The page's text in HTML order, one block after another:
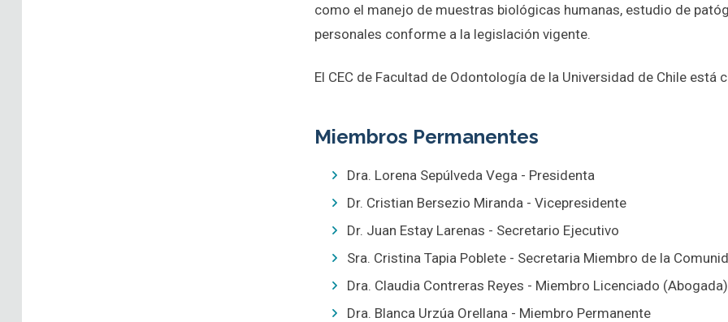
como el manejo de muestras biológicas humanas, estudio de
personales conforme a la legislación vigente.
El CEC de Facultad de Odontología de la Universidad de Chile
Miembros Permanentes
Dra. Lorena Sepúlveda Vega - Presidenta
Dr. Cristian Bersezio Miranda - Vicepresidente
Dr. Juan Estay Larenas - Secretario Ejecutivo
Sra. Cristina Tapia Poblete - Secretaria Miembro de la
Dra. Claudia Contreras Reyes - Miembro Licenciado (Abogada)
Dra. Blanca Urzúa Orellana - Miembro Permanente